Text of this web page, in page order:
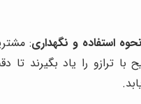
استفاده و نگهداری:
با ترازو را یاد بگیرند تا